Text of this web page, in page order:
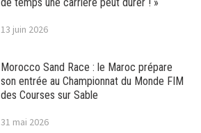
13 juin 2026
Morocco Sand Race : le Maroc prépare
son entrée au Championnat du Monde FIM
des Courses sur Sable
31 mai 2026